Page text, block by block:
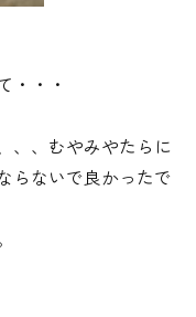
・・・
、、むやみやたらに
らないで良かったで